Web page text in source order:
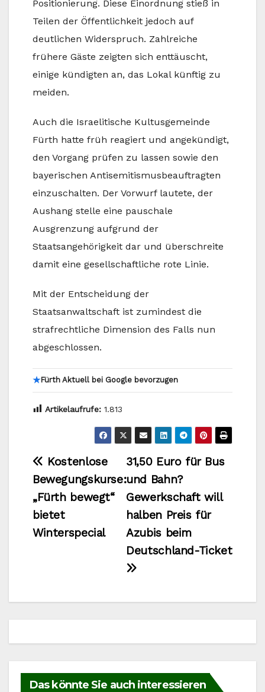
Positionierung. Diese Einordnung stieß in
Teilen der Öffentlichkeit jedoch auf
deutlichen Widerspruch. Zahlreiche
frühere Gäste zeigten sich enttäuscht,
einige kündigten an, das Lokal künftig zu
meiden.
Auch die Israelitische Kultusgemeinde
Fürth hatte früh reagiert und angekündigt,
den Vorgang prüfen zu lassen sowie den
bayerischen Antisemitismusbeauftragten
einzuschalten. Der Vorwurf lautete, der
Aushang stelle eine pauschale
Ausgrenzung aufgrund der
Staatsangehörigkeit dar und überschreite
damit eine gesellschaftliche rote Linie.
Mit der Entscheidung der
Staatsanwaltschaft ist zumindest die
strafrechtliche Dimension des Falls nun
abgeschlossen.
★Fürth Aktuell bei Google bevorzugen
Artikelaufrufe: 1.813
Beitragsnavigation
31,50 Euro für Bus
und Bahn?
Gewerkschaft will
halben Preis für
Azubis beim
Deutschland-Ticket
Kostenlose
Bewegungskurse:
„Fürth bewegt“
bietet
Winterspecial
Das könnte Sie auch interessieren